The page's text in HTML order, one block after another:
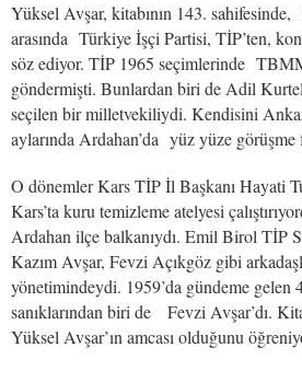
Yüksel Avşar, kitabının 143.
arasında Türkiye İşçi Partisi, TİP’ten,
söz ediyor. TİP 1965 seçimlerinde
göndermişti. Bunlardan biri de Adil
seçilen bir milletvekiliydi. Kendisini
aylarında Ardahan’da yüz yüze görüşme
O dönemler Kars TİP İl Başkanı Hayati
Kars’ta kuru temizleme atelyesi
Ardahan ilçe balkanıydı. Emil Birol TİP
Kazım Avşar, Fevzi Açıkgöz gibi
yönetimindeydi. 1959’da gündeme gelen
sanıklarından biri de Fevzi Avşar’dı.
Yüksel Avşar’ın amcası olduğunu